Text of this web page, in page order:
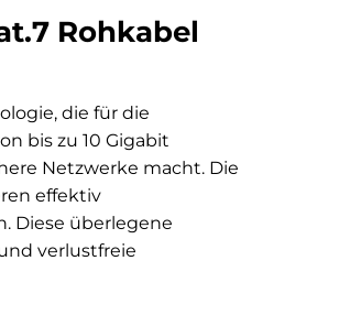
Rohkabel
die für die
bis zu 10 Gigabit
Netzwerke macht. Die
effektiv
Diese überlegene
verlustfreie